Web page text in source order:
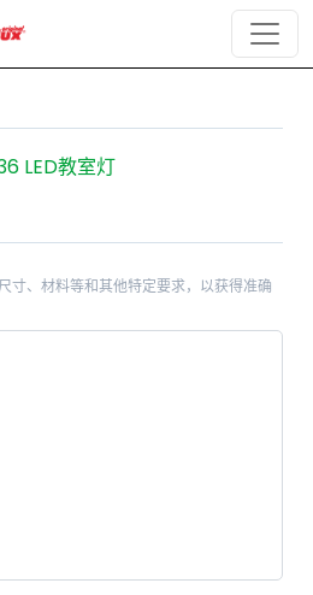
LED教室灯
寸、材料等和其他特定要求，以获得准确